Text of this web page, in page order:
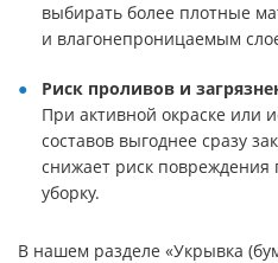
выбирать более плотные
и влагонепроницаемым
Риск проливов и
При активной окраске или
составов выгоднее сразу
снижает риск повреждения
уборку.
В нашем разделе «Укрывка